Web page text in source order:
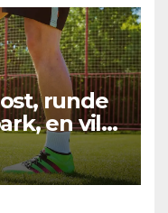
runde
en vild
en
Baro